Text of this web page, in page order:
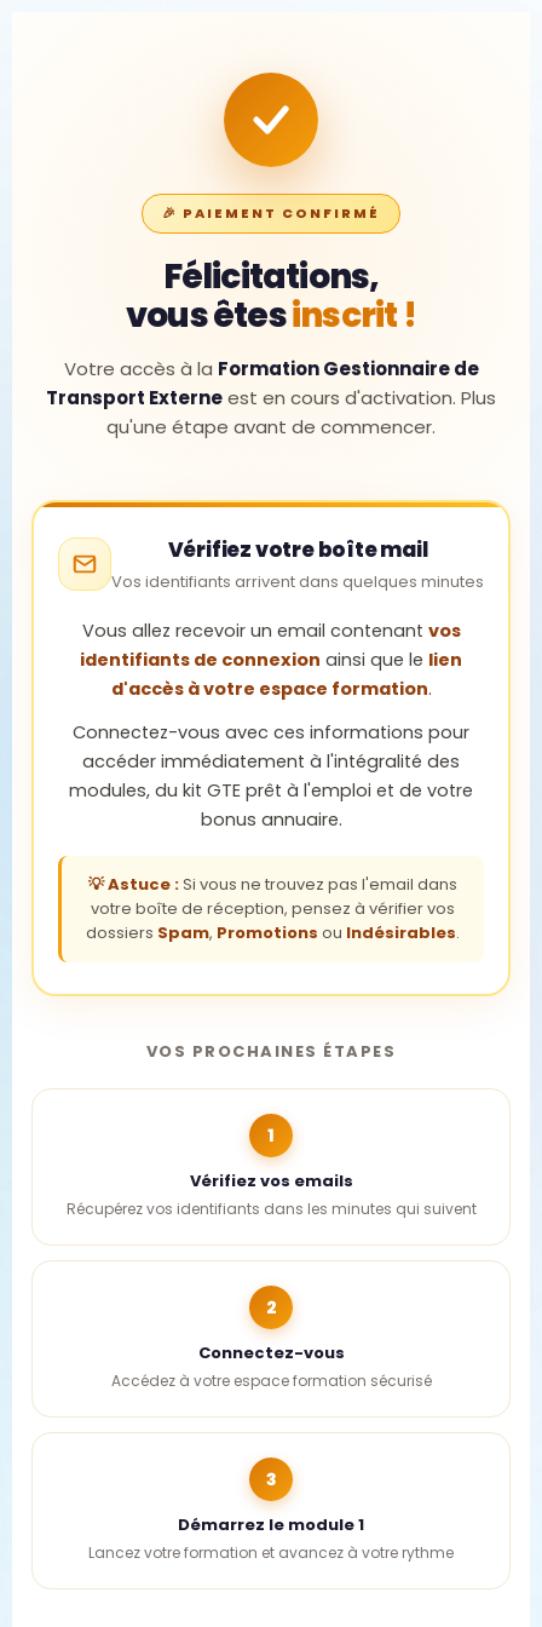
🎉 PAIEMENT CONFIRMÉ
Félicitations,
vous êtesinscrit !
Votre accès à la Formation Gestionnaire de
Transport Externeest en cours d'activation. Plus
qu'une étape avant de commencer.
Vérifiez votre boîte mail
Vos identifiants arrivent dans quelques minutes
Vous allez recevoir un email contenant vos
identifiants de connexion ainsi que le lien
d'accès à votre espace formation.
Connectez-vous avec ces informations pour
accéder immédiatement à l'intégralité des
modules, du kit GTE prêt à l'emploi et de votre
bonus annuaire.
💡 Astuce :Si vous ne trouvez pas l'email dans
votre boîte de réception, pensez à vérifier vos
dossiers Spam, Promotions ou Indésirables.
VOS PROCHAINES ÉTAPES
1
Vérifiez vos emails
Récupérez vos identifiants dans les minutes qui suivent
2
Connectez-vous
Accédez à votre espace formation sécurisé
3
Démarrez le module 1
Lancez votre formation et avancez à votre rythme